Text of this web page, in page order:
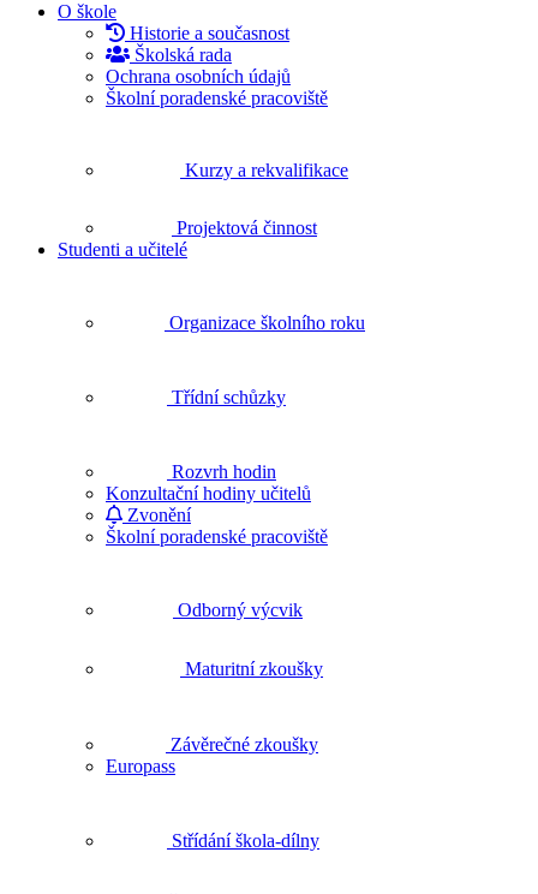
O škole
Historie a současnost
Školská rada
Ochrana osobních údajů
Školní poradenské pracoviště
Kurzy a rekvalifikace
Projektová činnost
Studenti a učitelé
Organizace školního roku
Třídní schůzky
Rozvrh hodin
Konzultační hodiny učitelů
Zvonění
Školní poradenské pracoviště
Odborný výcvik
Maturitní zkoušky
Závěrečné zkoušky
Europass
Střídání škola-dílny